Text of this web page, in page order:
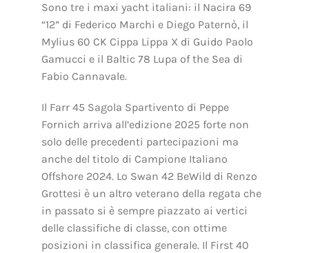
Sono tre i maxi yacht italiani: il Nacira 69
“12” di Federico Marchi e Diego Paternò, il
Mylius 60 CK Cippa Lippa X di Guido Paolo
Gamucci e il Baltic 78 Lupa of the Sea di
Fabio Cannavale.
Il Farr 45 Sagola Spartivento di Peppe
Fornich arriva all’edizione 2025 forte non
solo delle precedenti partecipazioni ma
anche del titolo di Campione Italiano
Offshore 2024. Lo Swan 42 BeWild di Renzo
Grottesi è un altro veterano della regata che
in passato si è sempre piazzato ai vertici
delle classifiche di classe, con ottime
posizioni in classifica generale. Il First 40